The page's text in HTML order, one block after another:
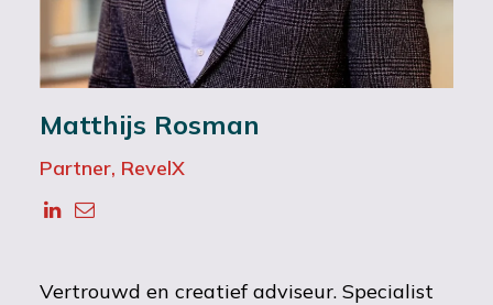
Matthijs Rosman
Partner, RevelX
Vertrouwd en creatief adviseur. Specialist